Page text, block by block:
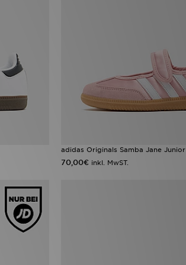
adidas Originals Samba Jane Junior
70,00€ inkl. MwST.